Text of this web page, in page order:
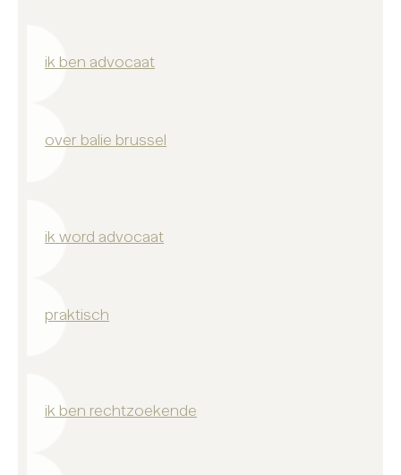
ik ben advocaat
over balie brussel
ik word advocaat
praktisch
ik ben rechtzoekende